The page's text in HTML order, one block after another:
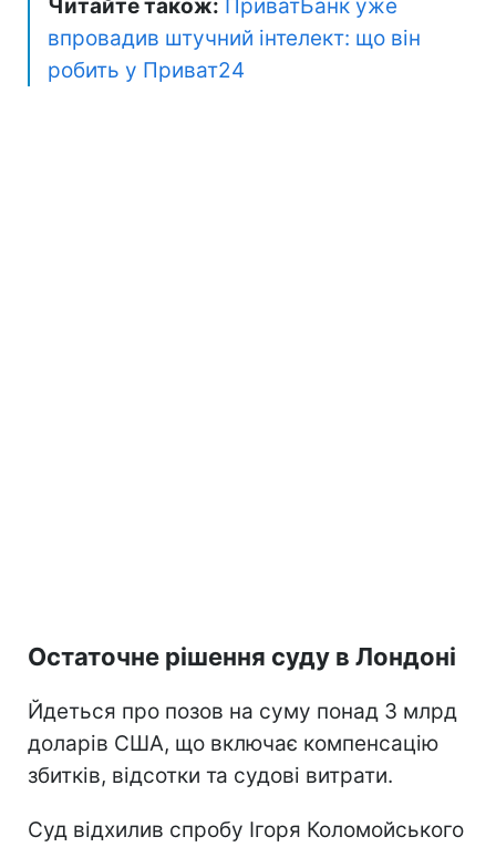
Читайте також: ПриватБанк уже
впровадив штучний інтелект: що він
робить у Приват24
Остаточне рішення суду в Лондоні
Йдеться про позов на суму понад 3 млрд
доларів США, що включає компенсацію
збитків, відсотки та судові витрати.
Суд відхилив спробу Ігоря Коломойського